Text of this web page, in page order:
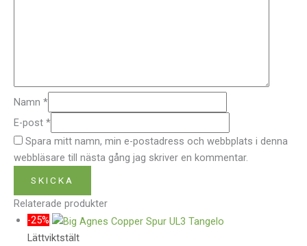
Namn *
E-post *
Spara mitt namn, min e-postadress och webbplats i denna
webbläsare till nästa gång jag skriver en kommentar.
Relaterade produkter
-25%
Lättviktstält